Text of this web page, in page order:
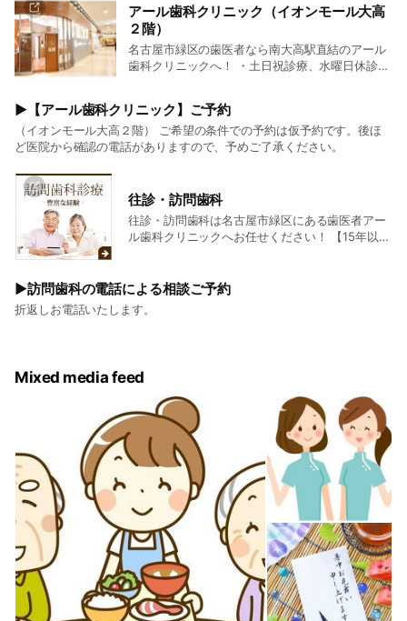
おくつろぎください。 女性ドクター、女性スタッ
フ中心の歯科医院なので、お子様連れのママや子
供たちも安心して通っていただける空間でお迎え
いたします。(男性歯科医師も在籍しています。)
アール歯科クリニック（イオンモール大高
２階）
名古屋市緑区の歯医者なら南大高駅直結のアール
歯科クリニックへ！ ・土日祝診療、水曜日休診
（イオンモール大高２階リフレッシュガーデン
内） 時間的にも場所も無理なく負担なく続けやす
いように。 そしてご家族が安心して通えるよう
も一緒に守っていきます。
▶【アール歯科クリニック】ご予約
（イオンモール大高２階） ご希望の条件での予約は仮予約です。後ほ
ど医院から確認の電話がありますので、予めご了承ください。
往診・訪問歯科
往診・訪問歯科は名古屋市緑区にある歯医者アー
ル歯科クリニックへお任せください！ 【15年以上
ケアマネージャーさんや施設、医療機関との連携
も丁寧に対応致します。 【経験豊富な多数の歯科
医師が在籍】 多くの歯科医師の先生が在籍するの
方の訪問診療を実施】 歯科医師と歯科衛生士の
2〜3人体制で伺いますので、男性歯科医師だけで
伺うことは、ほとんどありません。 女性の歯科医
師も在籍しております。 名古屋市内２か所（西区
庄内通と緑区大高）に外来の診療室があり、通え
る方から通院が困難な方まで対応致します。 ご自
宅、高齢者福祉施設等へ専門の歯科医師・歯科衛
生士がお伺いします。 ・障害をお持ちの方 ・生
活保護を受けている方 ・寝たきりの方 ・各種給
付・助成を受けている方 初めて往診・訪問歯科を
ご利用の方も経験豊富な専門スタッフが丁寧にわ
かりやすく対応致しますのでお気軽にお問い合わ
せ下さい。 診療は、健康保険と介護保健の範囲内
で行います。 ◆専用ダイヤル：0120-118-307 受
付時間：月～土 9：00～18：30 ※日・祝休み
▶訪問歯科の電話による相談ご予約
折返しお電話いたします。
Mixed media feed